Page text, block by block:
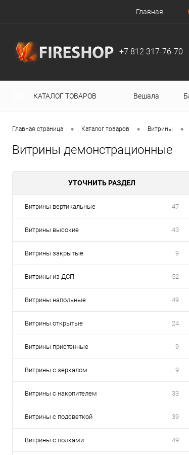
Главная
+7 812 317-76-70
КАТАЛОГ ТОВАРОВ Вешала
Главная страница • Каталог товаров • Витрины •
Витрины демонстрационные
УТОЧНИТЬ РАЗДЕЛ
Витрины вертикальные 47
Витрины высокие 43
Витрины закрытые 9
Витрины из ДСП 52
Витрины напольные 49
Витрины открытые 24
Витрины пристенные 9
Витрины с зеркалом 9
Витрины с накопителем 33
Витрины с подсветкой 39
Витрины с полками 49